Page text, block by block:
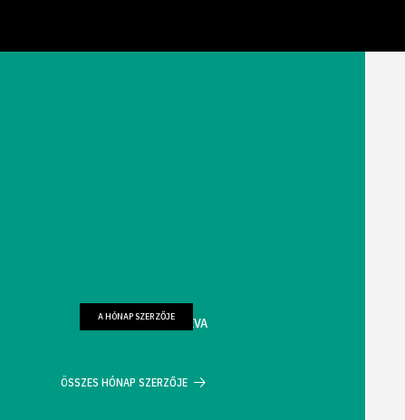
FARKAS WELLMANN ÉVA
A HÓNAP SZERZŐJE
ÖSSZES HÓNAP SZERZŐJE